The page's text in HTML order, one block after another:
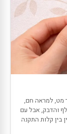
מט, למראה חם,
והדבק, אבל עם
בין קלות התקנה